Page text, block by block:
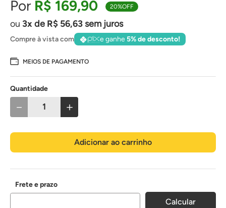
R$ 169,90 20%OFF
3 de R$ 56,63sem juros
Compre à vista com e ganhe5% de desconto!
MEIOS DE PAGAMENTO
Quantidade
＋
－
Adicionar ao carrinho